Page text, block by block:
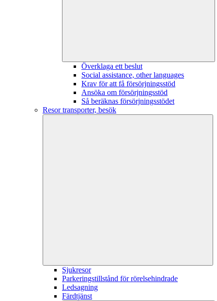
Överklaga ett beslut
Social assistance, other languages
Krav för att få försörjningsstöd
Ansöka om försörjningsstöd
Så beräknas försörjningsstödet
Resor transporter, besök
Sjukresor
Parkeringstillstånd för rörelsehindrade
Ledsagning
Färdtjänst